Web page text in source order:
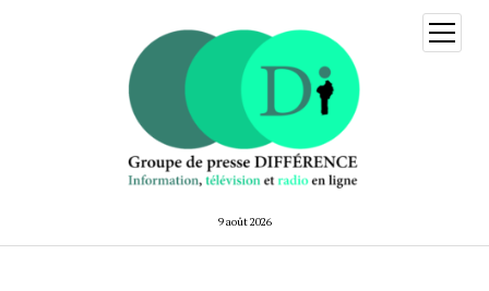
9 août 2026
ouvrir
menu